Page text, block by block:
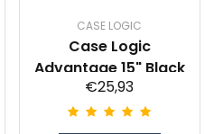
CASE LOGIC
Case Logic
Advantage 15" Black
€25,93